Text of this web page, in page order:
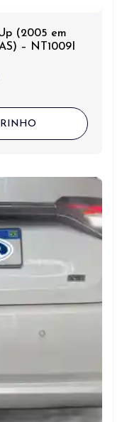
(2005 em
– NT1009I